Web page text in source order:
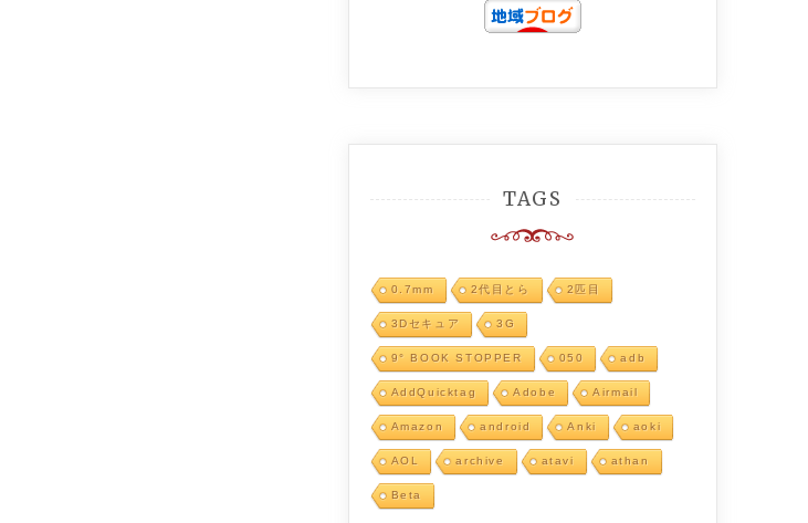
TAGS
0.7mm 2代目とら 2匹目
3Dセキュア 3G
9° BOOK STOPPER 050 adb
AddQuicktag Adobe Airmail
Amazon android Anki aoki
AOL archive atavi athan
Beta